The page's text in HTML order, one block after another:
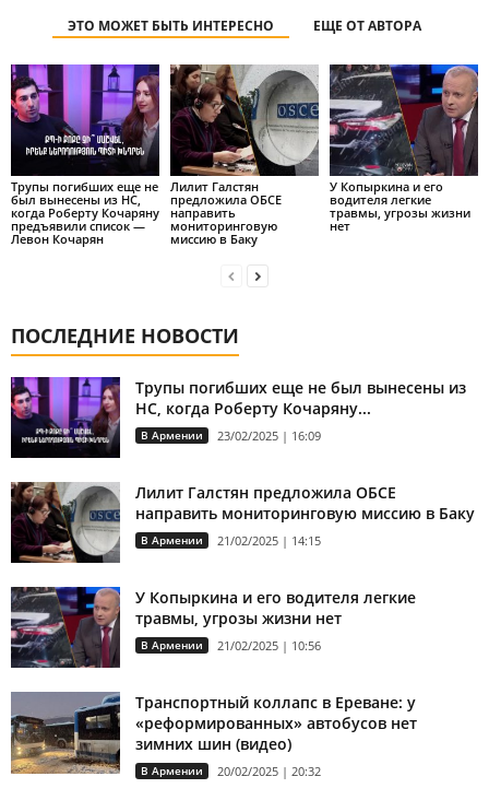
ЭТО МОЖЕТ БЫТЬ ИНТЕРЕСНО ЕЩЕ ОТ АВТОРА
Трупы погибших еще не
был вынесены из НС,
когда Роберту Кочаряну
предъявили список —
Левон Кочарян
Лилит Галстян
предложила ОБСЕ
направить
мониторинговую
миссию в Баку
У Копыркина и его
водителя легкие
травмы, угрозы жизни
нет
ПОСЛЕДНИЕ НОВОСТИ
Трупы погибших еще не был вынесены из
НС, когда Роберту Кочаряну...
В Армении 23/02/2025 | 16:09
Лилит Галстян предложила ОБСЕ
направить мониторинговую миссию в Баку
В Армении 21/02/2025 | 14:15
У Копыркина и его водителя легкие
травмы, угрозы жизни нет
В Армении 21/02/2025 | 10:56
Транспортный коллапс в Ереване: у
«реформированных» автобусов нет
зимних шин (видео)
В Армении 20/02/2025 | 20:32